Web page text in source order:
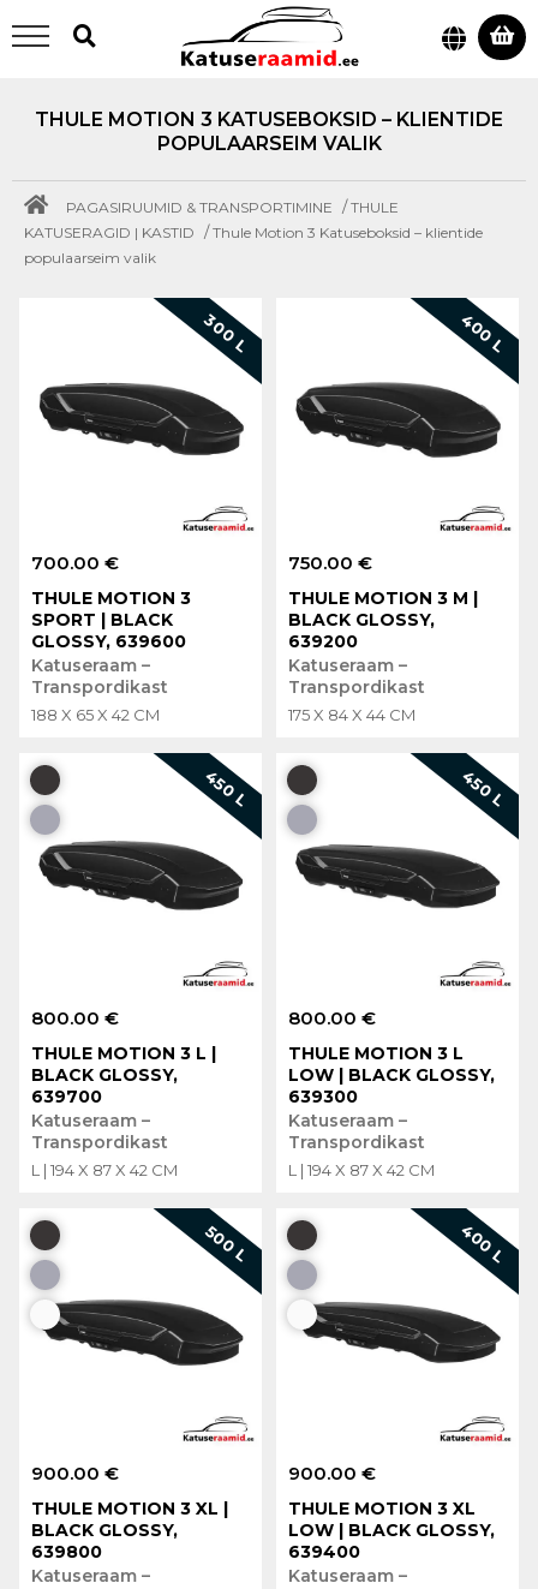
THULE MOTION 3 KATUSEBOKSID – KLIENTIDE
POPULAARSEIM VALIK
PAGASIRUUMID & TRANSPORTIMINE /THULE
KATUSERAGID | KASTID /Thule Motion 3 Katuseboksid – klientide
populaarseim valik
700.00 €
THULE MOTION 3
SPORT | BLACK
GLOSSY, 639600
Katuseraam –
Transpordikast
188 X 65 X 42 CM
300 L
750.00 €
THULE MOTION 3 M |
BLACK GLOSSY,
639200
Katuseraam –
Transpordikast
175 X 84 X 44 CM
400 L
800.00 €
THULE MOTION 3 L |
BLACK GLOSSY,
639700
Katuseraam –
Transpordikast
L | 194 X 87 X 42 CM
450 L
800.00 €
THULE MOTION 3 L
LOW | BLACK GLOSSY,
639300
Katuseraam –
Transpordikast
L | 194 X 87 X 42 CM
450 L
900.00 €
THULE MOTION 3 XL |
BLACK GLOSSY,
639800
Katuseraam –
500 L
900.00 €
THULE MOTION 3 XL
LOW | BLACK GLOSSY,
639400
Katuseraam –
400 L